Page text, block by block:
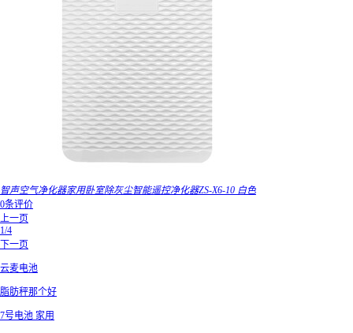
智声空气净化器家用卧室除灰尘智能遥控净化器ZS-X6-10 白色
0条评价
上一页
1/4
下一页
云麦电池
脂肪秤那个好
7号电池 家用